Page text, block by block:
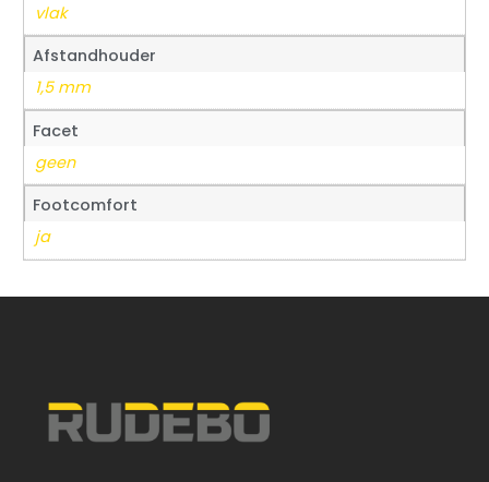
vlak
Afstandhouder
1,5 mm
Facet
geen
Footcomfort
ja